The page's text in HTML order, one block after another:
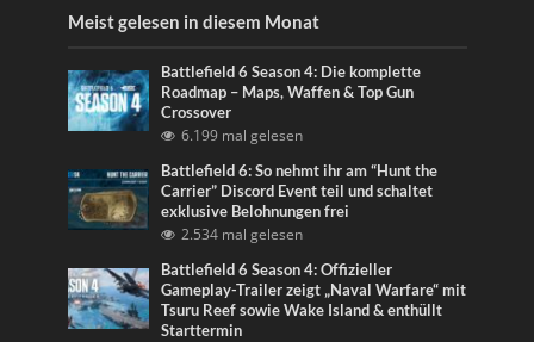
Meist gelesen in diesem Monat
Battlefield 6 Season 4: Die komplette
Roadmap – Maps, Waffen & Top Gun
Crossover
6.199 mal gelesen
Battlefield 6: So nehmt ihr am “Hunt the
Carrier” Discord Event teil und schaltet
exklusive Belohnungen frei
2.534 mal gelesen
Battlefield 6 Season 4: Offizieller
Gameplay-Trailer zeigt „Naval Warfare“ mit
Tsuru Reef sowie Wake Island & enthüllt
Starttermin